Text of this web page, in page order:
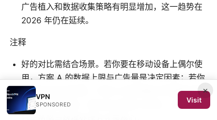
广告植入和数据收集策略有明显增加，这一趋势在
2026 年仍在延续。
注释
好的对比需结合场景。若你要在移动设备上偶尔使
用，方案 A 的数据上限与广告量是决定因素；若你
需要绕过特定封锁，方案 B 的混淆能力和频繁切换
可能更符合需求；若你关注隐私与合规，方案 C 的
×
VPN
SPONSORED
Visit